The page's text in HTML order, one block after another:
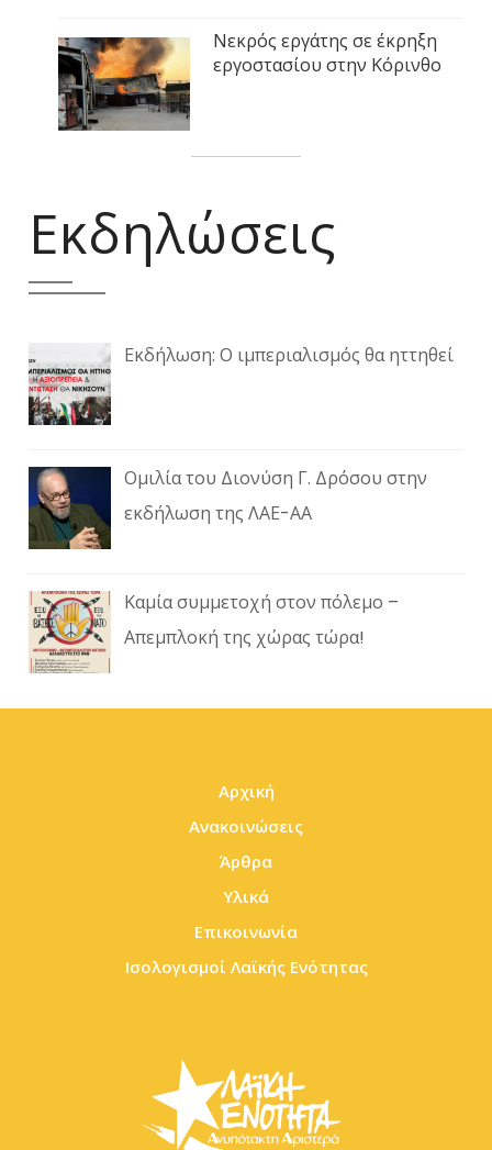
Νεκρός εργάτης σε έκρηξη
εργοστασίου στην Κόρινθο
Εκδηλώσεις
Εκδήλωση: Ο ιμπεριαλισμός θα ηττηθεί
Ομιλία του Διονύση Γ. Δρόσου στην
εκδήλωση της ΛΑΕ-ΑΑ
Καμία συμμετοχή στον πόλεμο –
Απεμπλοκή της χώρας τώρα!
Αρχική
Ανακοινώσεις
Άρθρα
Υλικά
Επικοινωνία
Ισολογισμοί Λαϊκής Ενότητας